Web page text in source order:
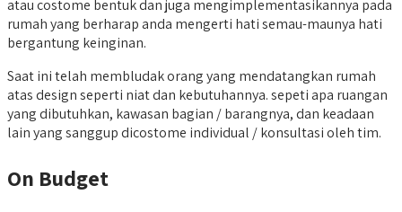
atau costome bentuk dan juga mengimplementasikannya pada
rumah yang berharap anda mengerti hati semau-maunya hati
bergantung keinginan.
Saat ini telah membludak orang yang mendatangkan rumah
atas design seperti niat dan kebutuhannya. sepeti apa ruangan
yang dibutuhkan, kawasan bagian / barangnya, dan keadaan
lain yang sanggup dicostome individual / konsultasi oleh tim.
On Budget